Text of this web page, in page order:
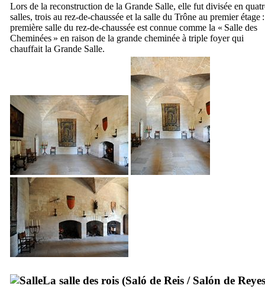
Lors de la reconstruction de la Grande Salle, elle fut divisée en
salles, trois au rez-de-chaussée et la salle du Trône au premier étage
première salle du rez-de-chaussée est connue comme la « Salle des
Cheminées » en raison de la grande cheminée à triple foyer qui
chauffait la Grande Salle.
La salle des rois (Saló de Reis / Salón de Reyes